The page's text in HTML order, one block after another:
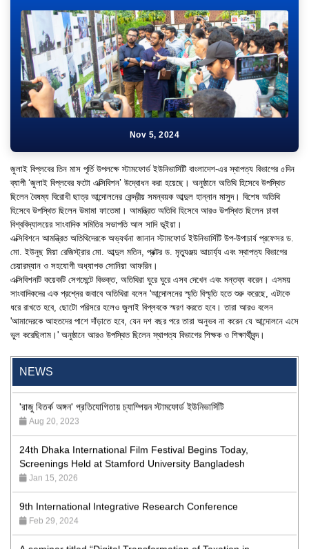
NEWS
"Professional Orientation" course of Batch 72 in the BBA
'রাজু বিতর্ক অঙ্গন' প্রতিযোগিতায় চ্যাম্পিয়ন স্টামফোর্ড ইউনিভার্সিটি
Aug 20, 2023
24th Dhaka International Film Festival Begins Today,
Screenings Held at Stamford University Bangladesh
Jan 15, 2026
9th International Integrative Research Conference
Feb 29, 2024
A seminar titled “Digital Transformation of Taxation in
Bangladesh: the Evolving Role of NBR”
Nov 5, 2024
জুলাই বিপ্লবের তিন মাস পূর্তি উপলক্ষে স্টামফোর্ড ইউনিভার্সিটি বাংলাদেশ-এর স্থাপত্য বিভাগের ৫দিন
ব্যাপী ‘জুলাই বিপ্লবের ফটো এক্সিবিশন’ উদ্বোধন করা হয়েছে। অনুষ্ঠানে অতিথি হিসেবে উপস্থিত
ছিলেন বৈষম্য বিরোধী ছাত্র আন্দোলনের কেন্দ্রীয় সমন্বয়ক আব্দুল হান্নান মাসুদ। বিশেষ অতিথি
হিসেবে উপস্থিত ছিলেন উমামা ফাতেমা। আমন্ত্রিত অতিথি হিসেবে আরও উপস্থিত ছিলেন ঢাকা
বিশ্ববিদ্যালয়ের সাংবাদিক সমিতির সভাপতি আল সাদি ভূইয়া।
এক্সিবিশনে আমন্ত্রিত অতিথিদেরকে অভ্যর্থনা জানান স্টামফোর্ড ইউনিভার্সিটি উপ-উপাচার্য প্রফেসর ড.
মো. ইউনুছ মিয়া রেজিস্ট্রার মো. আব্দুল মতিন, প্রক্টর ড. মৃত্যুঞ্জয় আচার্য্য এবং স্থাপত্য বিভাগের
চেয়ারম্যান ও সহযোগী অধ্যাপক সোনিয়া আফরিন।
এক্সিবিশনটি কয়েকটি সেগমেন্টে বিভক্ত, অতিথিরা ঘুরে ঘুরে এসব দেখেন এবং মন্তব্য করেন। এসময়
সাংবাদিকদের এক প্রশ্নের জবাবে অতিথিরা বলেন 'আন্দোলনের স্মৃতি বিস্মৃতি হতে শুরু করেছে, এটাকে
ধরে রাখতে হবে, ছোটো পরিসরে হলেও জুলাই বিপ্লবকে স্মরণ করতে হবে। তারা আরও বলেন
'আমাদেরকে আহতদের পাশে দাঁড়াতে হবে, যেন দশ বছর পরে তারা অনুভব না করেন যে আন্দোলনে এসে
ভুল করেছিলাম।' অনুষ্ঠানে আরও উপস্থিত ছিলেন স্থাপত্য বিভাগের শিক্ষক ও শিক্ষার্থীবৃন্দ।